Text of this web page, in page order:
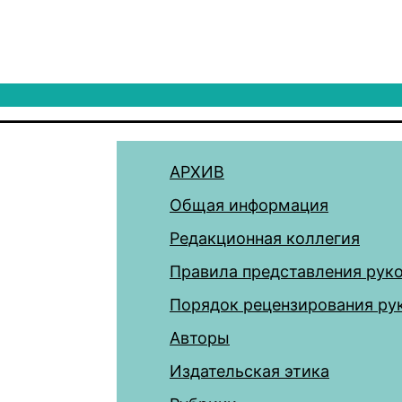
АРХИВ
Общая информация
Редакционная коллегия
Правила представления
Порядок рецензирования
Авторы
Издательская этика